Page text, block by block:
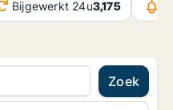
Bijgewerkt 24u3,175
Zoek